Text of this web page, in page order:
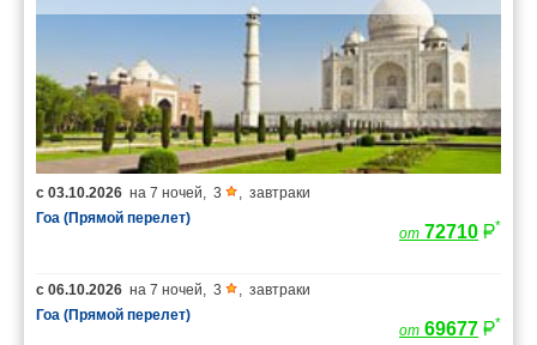
с 03.10.2026 на 7 ночей, 3 , завтраки
Гоа (Прямой перелет)
от 72710 *
с 06.10.2026 на 7 ночей, 3 , завтраки
Гоа (Прямой перелет)
от 69677 *